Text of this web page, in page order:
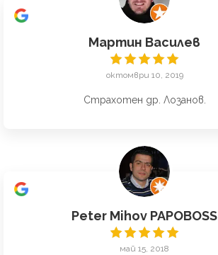
Мартин Василев
октомври 10, 2019
Страхотен др. Лозанов.
Peter Mihov PAPOBOSS
май 15, 2018